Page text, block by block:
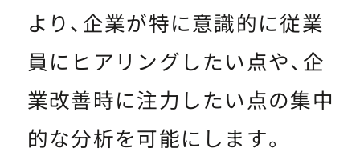
より、企業が特に意識的に従業
員にヒアリングしたい点や、企
業改善時に注力したい点の集中
的な分析を可能にします。